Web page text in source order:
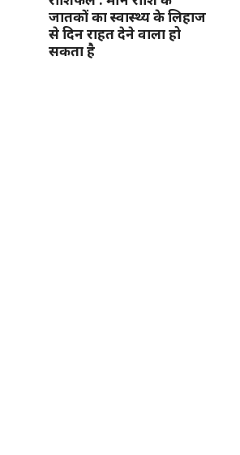
जातकों का स्वास्थ्य के लिहाज
से दिन राहत देने वाला हो
सकता है